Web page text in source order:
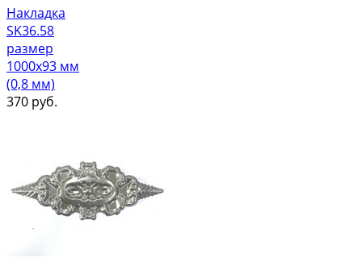
Накладка
SK36.58
размер
1000х93 мм
(0,8 мм)
370 руб.